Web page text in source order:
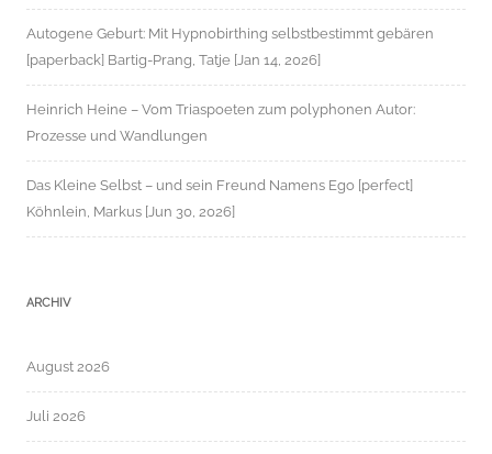
Autogene Geburt: Mit Hypnobirthing selbstbestimmt gebären
[paperback] Bartig-Prang, Tatje [Jan 14, 2026]
Heinrich Heine – Vom Triaspoeten zum polyphonen Autor:
Prozesse und Wandlungen
Das Kleine Selbst – und sein Freund Namens Ego [perfect]
Köhnlein, Markus [Jun 30, 2026]
ARCHIV
August 2026
Juli 2026